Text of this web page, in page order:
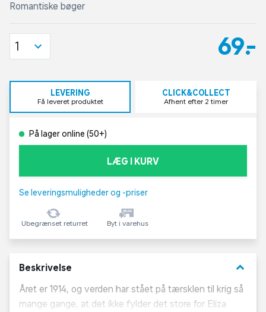
Romantiske bøger
69,-
1
LEVERING
Få leveret produktet
CLICK&COLLECT
Afhent efter 2 timer
På lager online (50+)
LÆG I KURV
Se leveringsmuligheder og -priser
Ubegrænset returret Byt i varehus
Beskrivelse keyboard_arrow_down
Året er 1914, og verden har stået på tærsklen til krig så
mange gange, at det ikke fylder det store for Eliza